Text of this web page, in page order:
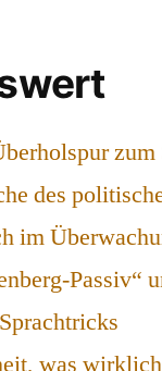
des
im
Passiv“
was